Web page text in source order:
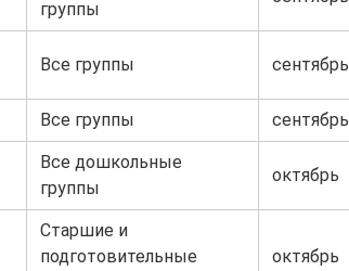
группы
Все группы сентябрь
Все группы сентябрь
Все дошкольные
группы
октябрь
Старшие и
подготовительные
октябрь